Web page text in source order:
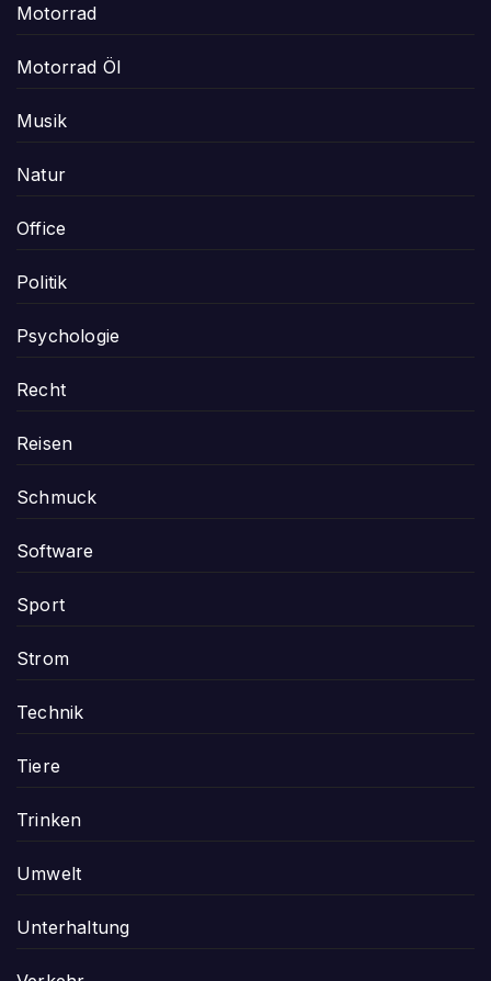
Motorrad
Motorrad Öl
Musik
Natur
Office
Politik
Psychologie
Recht
Reisen
Schmuck
Software
Sport
Strom
Technik
Tiere
Trinken
Umwelt
Unterhaltung